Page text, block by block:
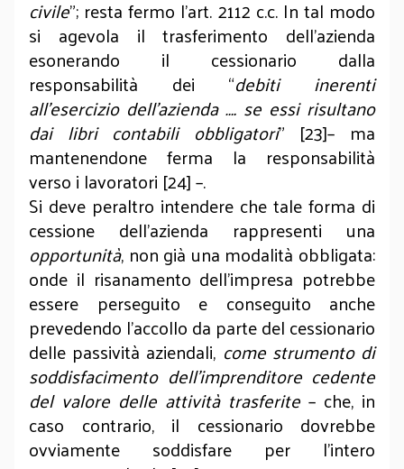
civile”; resta fermo l’art. 2112 c.c. In tal modo
si agevola il trasferimento dell’azienda
esonerando il cessionario dalla
responsabilità dei “debiti inerenti
all’esercizio dell’azienda …. se essi risultano
dai libri contabili obbligatori” [23]– ma
mantenendone ferma la responsabilità
verso i lavoratori [24] –.
Si deve peraltro intendere che tale forma di
cessione dell’azienda rappresenti una
opportunità, non già una modalità obbligata:
onde il risanamento dell’im­presa potrebbe
essere perseguito e conseguito anche
prevedendo l’accollo da parte del cessionario
delle passività aziendali, come strumento di
soddisfacimento dell’imprenditore cedente
del valore delle attività trasferite – che, in
caso contrario, il cessionario dovrebbe
ovviamente soddisfare per l’intero